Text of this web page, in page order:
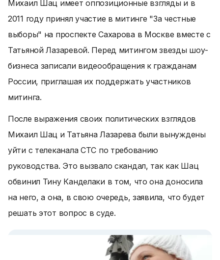
Михаил Шац имеет оппозиционные взгляды и в
2011 году принял участие в митинге "За честные
выборы" на проспекте Сахарова в Москве вместе с
Татьяной Лазаревой. Перед митингом звезды шоу-
бизнеса записали видеообращения к гражданам
России, приглашая их поддержать участников
митинга.
После выражения своих политических взглядов
Михаил Шац и Татьяна Лазарева были вынуждены
уйти с телеканала СТС по требованию
руководства. Это вызвало скандал, так как Шац
обвинил Тину Канделаки в том, что она доносила
на него, а она, в свою очередь, заявила, что будет
решать этот вопрос в суде.